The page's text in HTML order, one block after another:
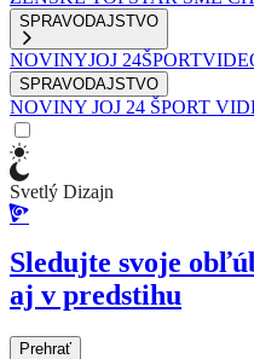
SPRAVODAJSTVO
NOVINYJOJ 24ŠPORT
SPRAVODAJSTVO
NOVINY JOJ 24 ŠPORT
Svetlý Dizajn
Sledujte svoje
aj v predstihu
Prehrať